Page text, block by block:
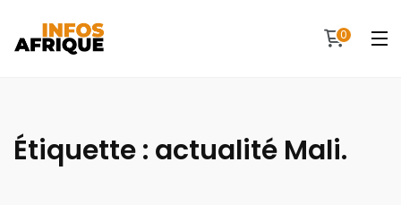
0
Étiquette : actualité Mali.